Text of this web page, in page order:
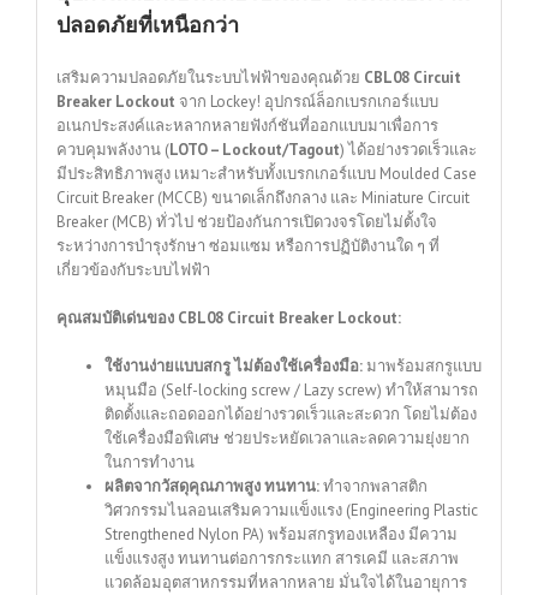
ปลอดภัยที่เหนือกว่า
เสริมความปลอดภัยในระบบไฟฟ้าของคุณด้วย CBL08 Circuit
Breaker Lockout จาก Lockey! อุปกรณ์ล็อกเบรกเกอร์แบบ
อเนกประสงค์และหลากหลายฟังก์ชันที่ออกแบบมาเพื่อการ
ควบคุมพลังงาน (LOTO – Lockout/Tagout) ได้อย่างรวดเร็วและ
มีประสิทธิภาพสูง เหมาะสำหรับทั้งเบรกเกอร์แบบ Moulded Case
Circuit Breaker (MCCB) ขนาดเล็กถึงกลาง และ Miniature Circuit
Breaker (MCB) ทั่วไป ช่วยป้องกันการเปิดวงจรโดยไม่ตั้งใจ
ระหว่างการบำรุงรักษา ซ่อมแซม หรือการปฏิบัติงานใด ๆ ที่
เกี่ยวข้องกับระบบไฟฟ้า
คุณสมบัติเด่นของ CBL08 Circuit Breaker Lockout:
ใช้งานง่ายแบบสกรู ไม่ต้องใช้เครื่องมือ:มาพร้อมสกรูแบบ
หมุนมือ (Self-locking screw / Lazy screw) ทำให้สามารถ
ติดตั้งและถอดออกได้อย่างรวดเร็วและสะดวก โดยไม่ต้อง
ใช้เครื่องมือพิเศษ ช่วยประหยัดเวลาและลดความยุ่งยาก
ในการทำงาน
ผลิตจากวัสดุคุณภาพสูง ทนทาน:ทำจากพลาสติก
วิศวกรรมไนลอนเสริมความแข็งแรง (Engineering Plastic
Strengthened Nylon PA) พร้อมสกรูทองเหลือง มีความ
แข็งแรงสูง ทนทานต่อการกระแทก สารเคมี และสภาพ
แวดล้อมอุตสาหกรรมที่หลากหลาย มั่นใจได้ในอายุการ